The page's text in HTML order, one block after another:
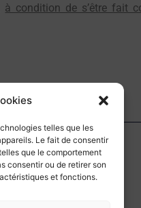
telles que les
Le fait de consentir
que le comportement
consentir ou de retirer son
et fonctions.
à condition de s’être fait